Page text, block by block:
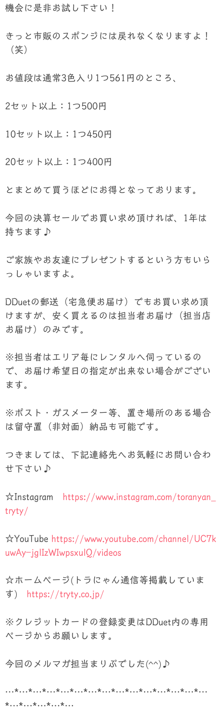
機会に是非お試し下さい！
きっと市販のスポンジには戻れなくなりますよ！
（笑）
お値段は通常3色入り1つ561円のところ、
2セット以上：1つ500円
10セット以上：1つ450円
20セット以上：1つ400円
とまとめて買うほどにお得となっております。
今回の決算セールでお買い求め頂ければ、1年は
持ちます♪
ご家族やお友達にプレゼントするという方もいら
っしゃいますよ。
DDuetの郵送（宅急便お届け）でもお買い求め頂
けますが、安く買えるのは担当者お届け（担当店
お届け）のみです。
※担当者はエリア毎にレンタルへ伺っているの
で、お届け希望日の指定が出来ない場合がござい
ます。
※ポスト・ガスメーター等、置き場所のある場合
は留守置（非対面）納品も可能です。
つきましては、下記連絡先へお気軽にお問い合わ
せ下さい♪
☆Instagram https://www.instagram.com/toranyan_
tryty/
☆YouTube https://www.youtube.com/channel/UC7k
uwAy–jglIzWIwpsxulQ/videos
☆ホームページ(トラにゃん通信等掲載していま
す) https://tryty.co.jp/
※クレジットカードの登録変更はDDuet内の専用
ページからお願いします。
今回のメルマガ担当まりぷでした(^^)♪
…*…*…*…*…*…*…*…*…*…*…*…*…*…*…
*…*…*…*…*…